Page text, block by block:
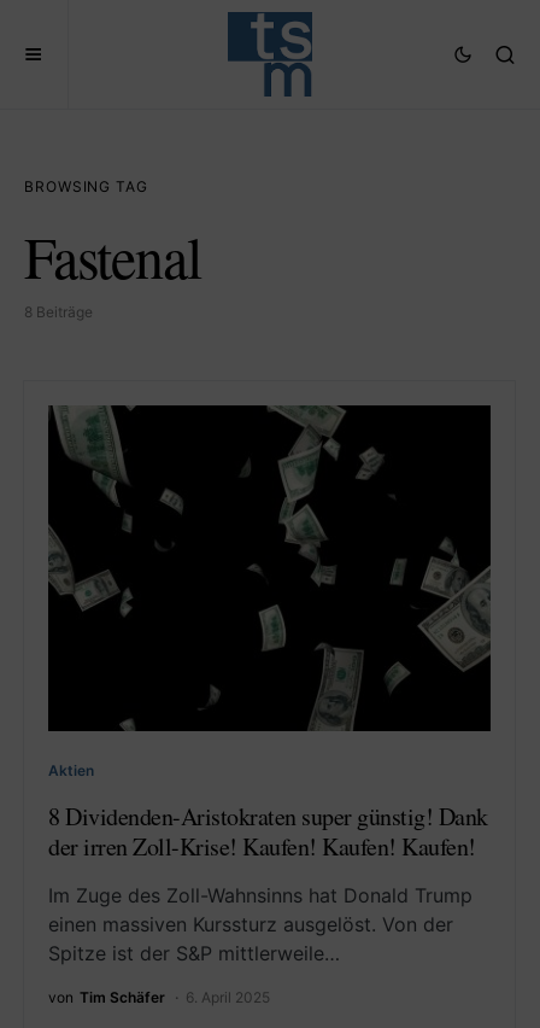
BROWSING TAG
Fastenal
8 Beiträge
Aktien
8 Dividenden-Aristokraten super günstig! Dank
der irren Zoll-Krise! Kaufen! Kaufen! Kaufen!
Im Zuge des Zoll-Wahnsinns hat Donald Trump
einen massiven Kurssturz ausgelöst. Von der
Spitze ist der S&P mittlerweile…
von Tim Schäfer 6. April 2025